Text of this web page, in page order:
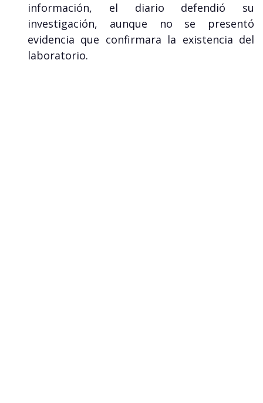
información, el diario defendió su
investigación, aunque no se presentó
evidencia que confirmara la existencia del
laboratorio.